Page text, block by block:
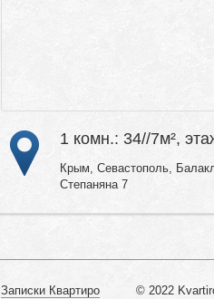
1 комн.: 34//7м²,
Крым, Севастополь,
Степаняна 7
Записки Квартиро © 2022